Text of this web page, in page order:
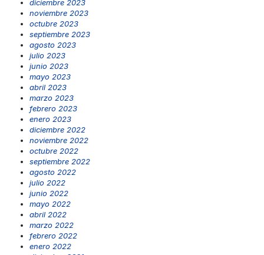
diciembre 2023
noviembre 2023
octubre 2023
septiembre 2023
agosto 2023
julio 2023
junio 2023
mayo 2023
abril 2023
marzo 2023
febrero 2023
enero 2023
diciembre 2022
noviembre 2022
octubre 2022
septiembre 2022
agosto 2022
julio 2022
junio 2022
mayo 2022
abril 2022
marzo 2022
febrero 2022
enero 2022